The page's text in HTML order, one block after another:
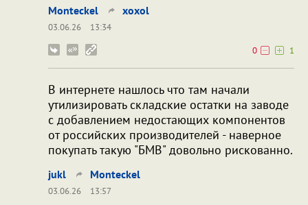
Monteckel xoxol
03.06.26
13:34
0
1
В интернете нашлось что там начали
утилизировать складские остатки на заводе
с добавлением недостающих компонентов
от российских производителей - наверное
покупать такую "БМВ" довольно рискованно.
jukl Monteckel
03.06.26
13:57